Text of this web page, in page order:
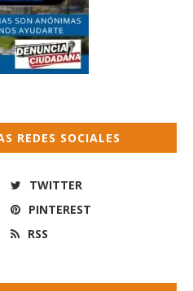
REDES SOCIALES
TWITTER
PINTEREST
RSS